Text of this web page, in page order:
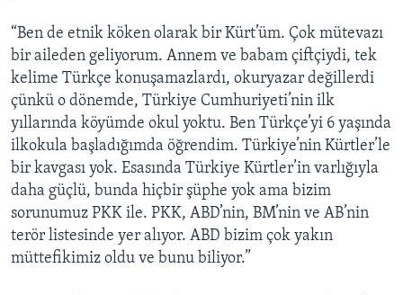
“Ben de etnik köken olarak bir Kürt’üm. Çok mütevazı
bir aileden geliyorum. Annem ve babam çiftçiydi, tek
kelime Türkçe konuşamazlardı, okuryazar değillerdi
çünkü o dönemde, Türkiye Cumhuriyeti’nin ilk
yıllarında köyümde okul yoktu. Ben Türkçe’yi 6 yaşında
ilkokula başladığımda öğrendim. Türkiye’nin Kürtler’le
bir kavgası yok. Esasında Türkiye Kürtler’in varlığıyla
daha güçlü, bunda hiçbir şüphe yok ama bizim
sorunumuz PKK ile. PKK, ABD’nin, BM’nin ve AB’nin
terör listesinde yer alıyor. ABD bizim çok yakın
müttefikimiz oldu ve bunu biliyor.”